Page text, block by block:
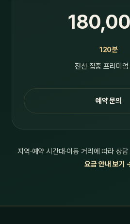
120분
전신 집중 프리미엄
예약 문의
지역·예약 시간대·이동 거리에 따라 상
요금 안내 보기